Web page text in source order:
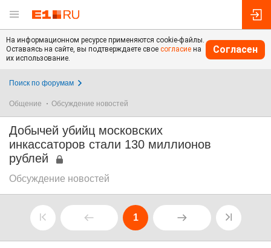
На информационном ресурсе применяются cookie-файлы.
Оставаясь на сайте, вы подтверждаете свое согласие на
их использование.
Согласен
Поиск по форумам
Общение Обсуждение новостей
Добычей убийц московских
инкассаторов стали 130 миллионов
рублей
Обсуждение новостей
1